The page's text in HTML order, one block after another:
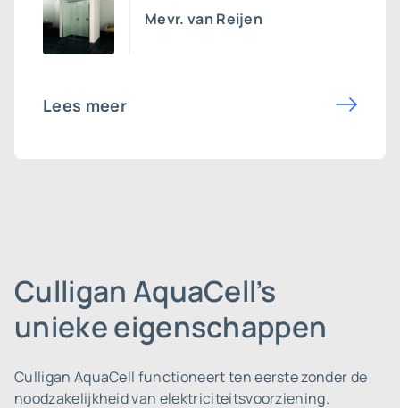
Mevr. van Reijen
Lees meer
Culligan AquaCell’s
unieke eigenschappen
Culligan AquaCell functioneert ten eerste zonder de
noodzakelijkheid van elektriciteitsvoorziening.